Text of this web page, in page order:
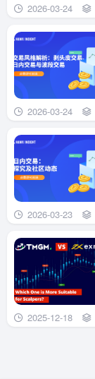
2026-03-24
2026-03-24
2026-03-23
2025-12-18